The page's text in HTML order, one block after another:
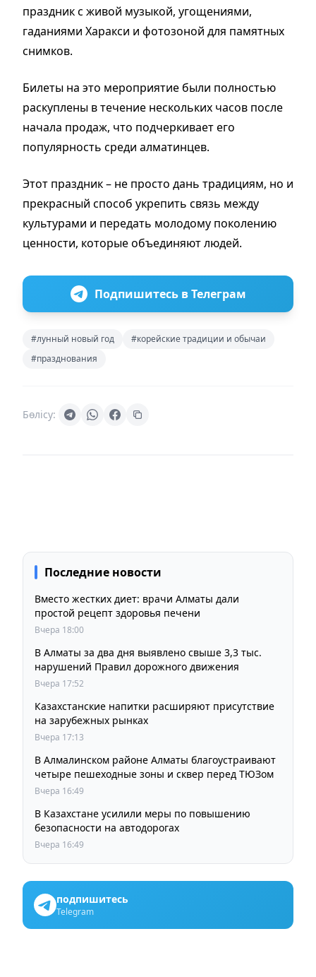
праздник с живой музыкой, угощениями,
гаданиями Харакси и фотозоной для памятных
снимков.
Билеты на это мероприятие были полностью
раскуплены в течение нескольких часов после
начала продаж, что подчеркивает его
популярность среди алматинцев.
Этот праздник – не просто дань традициям, но и
прекрасный способ укрепить связь между
культурами и передать молодому поколению
ценности, которые объединяют людей.
Подпишитесь в Телеграм
#лунный новый год
#корейские традиции и обычаи
#празднования
Бөлісу:
Последние новости
Вместо жестких диет: врачи Алматы дали
Вчера 18:00
В Алматы за два дня выявлено свыше 3,3 тыс.
нарушений Правил дорожного движения
Вчера 17:52
Казахстанские напитки расширяют присутствие
на зарубежных рынках
Вчера 17:13
В Алмалинском районе Алматы благоустраивают
четыре пешеходные зоны и сквер перед ТЮЗом
Вчера 16:49
В Казахстане усилили меры по повышению
безопасности на автодорогах
Вчера 16:49
подпишитесь
Telegram